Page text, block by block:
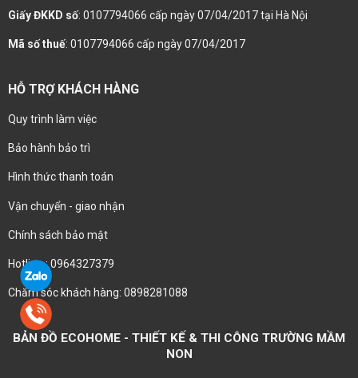
Giấy ĐKKD số: 0107794066 cấp ngày 07/04/2017 tại Hà Nội
Mã số thuế: 0107794066 cấp ngày 07/04/2017
HỖ TRỢ KHÁCH HÀNG
Quy trình làm việc
Bảo hành bảo trì
Hình thức thanh toán
Vận chuyển - giao nhận
Chính sách bảo mật
Hotline : 0964327379
Chăm sóc khách hàng: 0898281088
BẢN ĐỒ ECOHOME - THIẾT KẾ & THI CÔNG TRƯỜNG MẦM
NON